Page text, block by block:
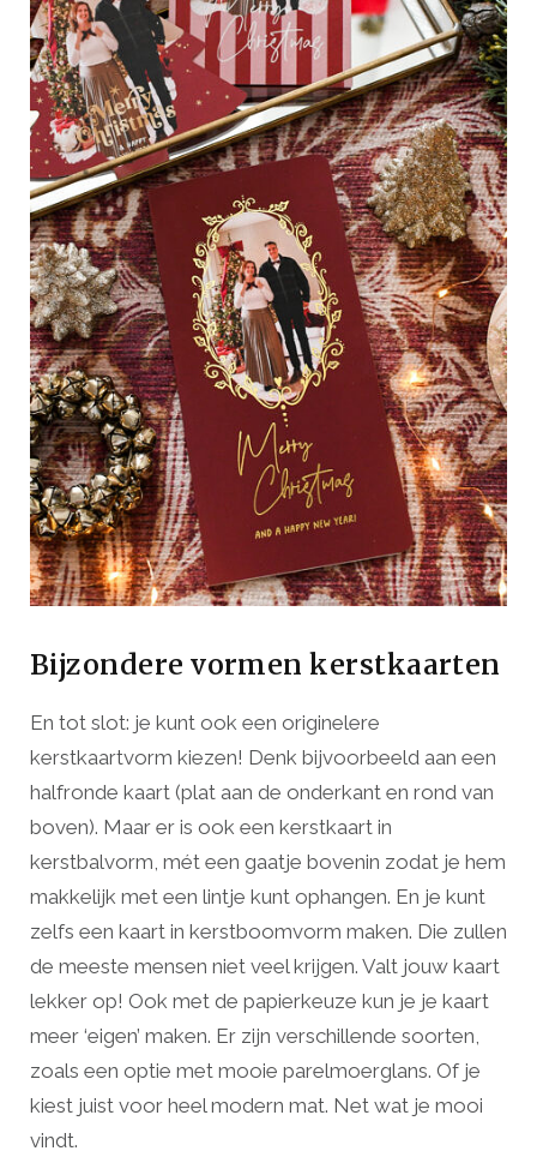
Bijzondere vormen kerstkaarten
En tot slot: je kunt ook een originelere
kerstkaartvorm kiezen! Denk bijvoorbeeld aan een
halfronde kaart (plat aan de onderkant en rond van
boven). Maar er is ook een kerstkaart in
kerstbalvorm, mét een gaatje bovenin zodat je hem
makkelijk met een lintje kunt ophangen. En je kunt
zelfs een kaart in kerstboomvorm maken. Die zullen
de meeste mensen niet veel krijgen. Valt jouw kaart
lekker op! Ook met de papierkeuze kun je je kaart
meer ‘eigen’ maken. Er zijn verschillende soorten,
zoals een optie met mooie parelmoerglans. Of je
kiest juist voor heel modern mat. Net wat je mooi
vindt.